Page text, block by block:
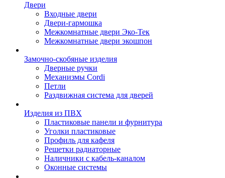
Двери
Входные двери
Двери-гармошка
Межкомнатные двери Эко-Тек
Межкомнатные двери экошпон
Замочно-скобяные изделия
Дверные ручки
Механизмы Cordi
Петли
Раздвижная система для дверей
Изделия из ПВХ
Пластиковые панели и фурнитура
Уголки пластиковые
Профиль для кафеля
Решетки радиаторные
Наличники с кабель-каналом
Оконные системы